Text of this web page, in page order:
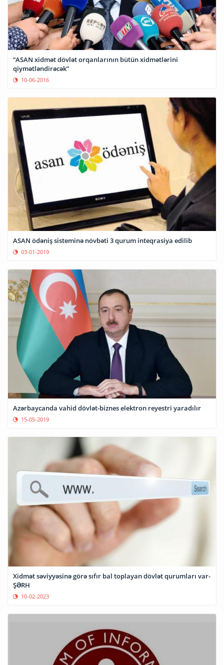
“ASAN xidmət dövlət orqanlarının bütün xidmətlərini
qiymətləndirəcək”
10-06-2016
ASAN ödəniş sisteminə növbəti 3 qurum inteqrasiya edilib
03-01-2019
Azərbaycanda vahid dövlət-biznes elektron reyestri yaradılır
15-05-2019
Xidmət səviyyəsinə görə sıfır bal toplayan dövlət qurumları var-
ŞƏRH
10-02-2023